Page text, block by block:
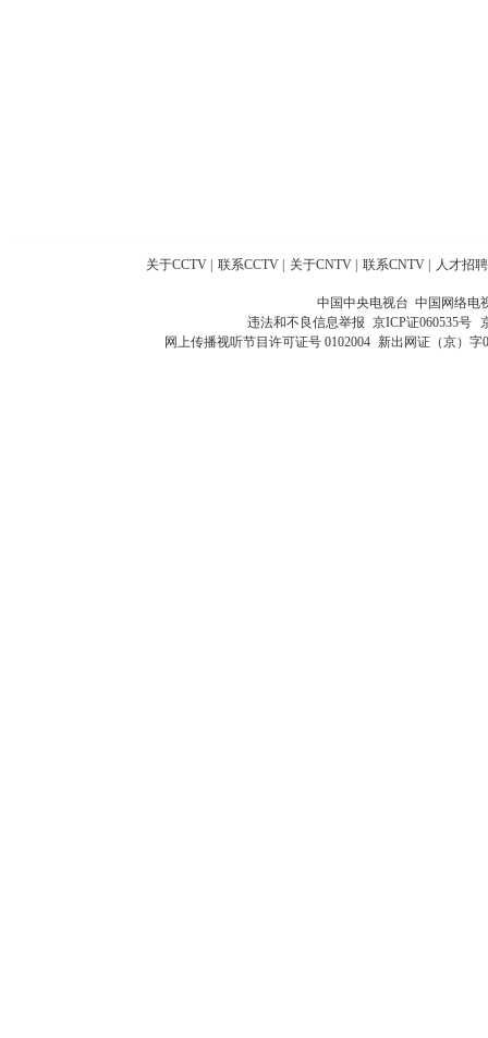
关于CCTV 联系CCTV 关于CNTV 联系CNTV 人才招聘
中国中央电视台 中国网络电
违法和不良信息举报 京ICP证060535号
网上传播视听节目许可证号 0102004 新出网证（京）